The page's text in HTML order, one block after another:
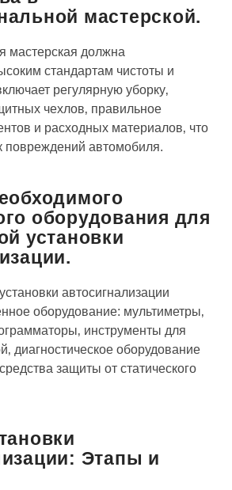
мастерской.
мастерская должна
стандартам чистоты и
регулярную уборку‚
чехлов‚ правильное
и расходных материалов‚ что
повреждений автомобиля.
оборудования для
установки
автосигнализации
оборудование: мультиметры‚
инструменты для
диагностическое оборудование
защиты от статического
Этапы и